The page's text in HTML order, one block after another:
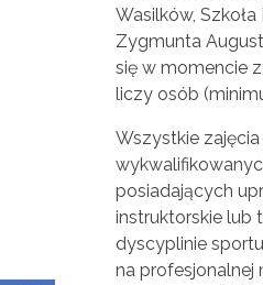
Wasilków,
Zygmunta
się w momencie
liczy osób
Wszystkie
posiadających
instruktorskie lub
dyscyplinie
na profesjonalnej